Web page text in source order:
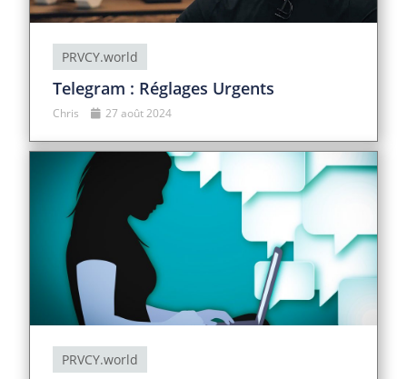
PRVCY.world
Telegram : Réglages Urgents
Chris 27 août 2024
PRVCY.world